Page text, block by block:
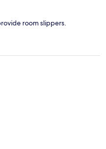
room slippers.